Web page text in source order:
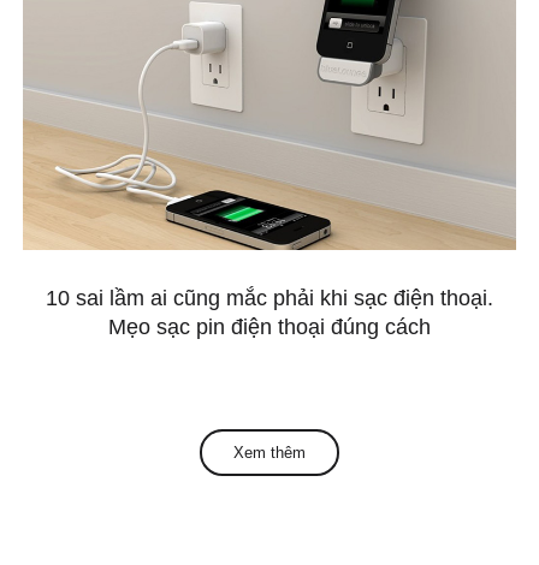
10 sai lầm ai cũng mắc phải khi sạc điện thoại.
Mẹo sạc pin điện thoại đúng cách
Xem thêm